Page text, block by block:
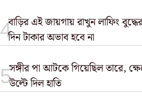
বাড়ির এই জায়গায় রাখুন লাফিং
দিন টাকার অভাব হবে না
সঙ্গীর পা আটকে গিয়েছিল তারে,
উল্টে দিল হাতি